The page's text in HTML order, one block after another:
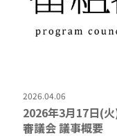
2026.04.06
2026年3月17日(
審議会 議事概要